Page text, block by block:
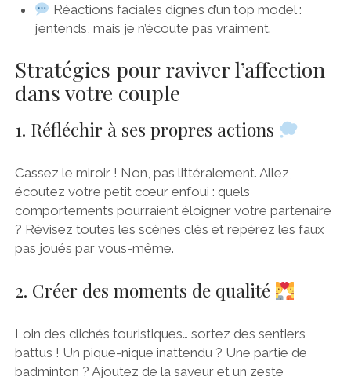
Réactions faciales dignes d’un top model :
j’entends, mais je n’écoute pas vraiment.
Stratégies pour raviver l’affection
dans votre couple
1. Réfléchir à ses propres actions
Cassez le miroir ! Non, pas littéralement. Allez,
écoutez votre petit cœur enfoui : quels
comportements pourraient éloigner votre partenaire
? Révisez toutes les scènes clés et repérez les faux
pas joués par vous-même.
2. Créer des moments de qualité
Loin des clichés touristiques… sortez des sentiers
battus ! Un pique-nique inattendu ? Une partie de
badminton ? Ajoutez de la saveur et un zeste